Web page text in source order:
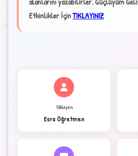
Etkinlikler İçinTIKLAYINIZ
Yükleyen
Esra Öğretmen